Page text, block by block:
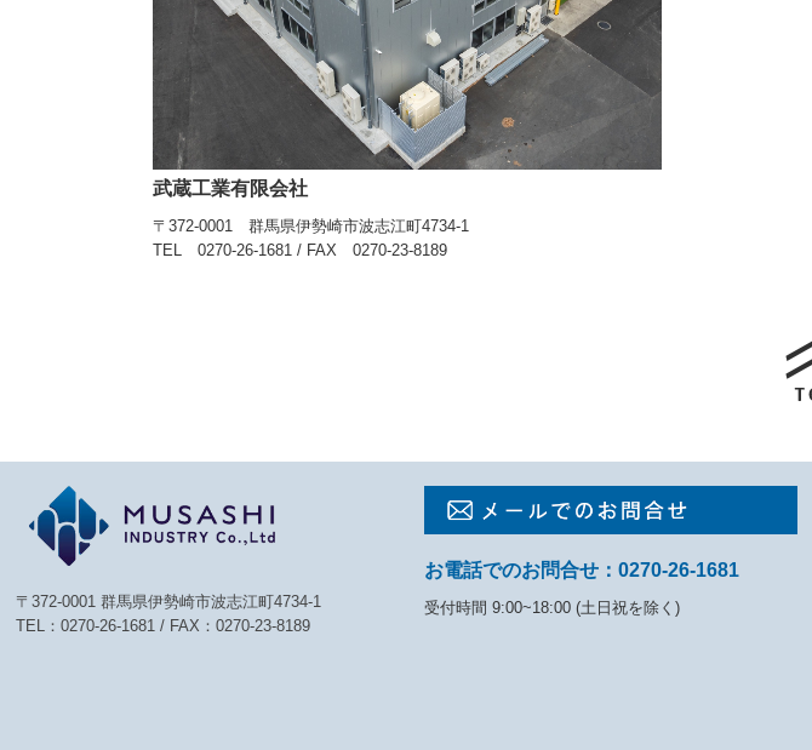
武蔵工業有限会社
〒372-0001 群馬県伊勢崎市波志江町4734-1
TEL 0270-26-1681 / FAX 0270-23-8189
〒372-0001 群馬県伊勢崎市波志江町4734-1
TEL：0270-26-1681 / FAX：0270-23-8189
お電話でのお問合せ： 0270-26-1681
受付時間 9:00~18:00 (土日祝を除く)